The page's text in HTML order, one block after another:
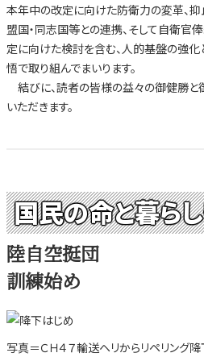
本年中の改定に向けた防衛力の変革、
盟国・同志国等との連携、そして自衛官
定に向けた検討を含む、人的基盤の強化
悟で取り組んでまいります。
結びに、読者の皆様の益々の御健勝と
いただきます。
国民の命と暮ら
陸自空挺団
訓練始め
写真＝ＣＨ４７輸送ヘリからリペリング